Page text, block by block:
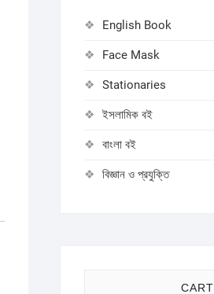
English Book
Face Mask
Stationaries
ইসলামিক বই
বাংলা বই
বিজ্ঞান ও প্রযুক্তি
CART